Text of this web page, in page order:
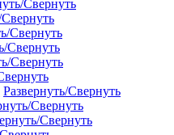
Свернуть
Свернуть
Свернуть
Свернуть
Свернуть
Развернуть/Свернуть
Свернуть
Свернуть